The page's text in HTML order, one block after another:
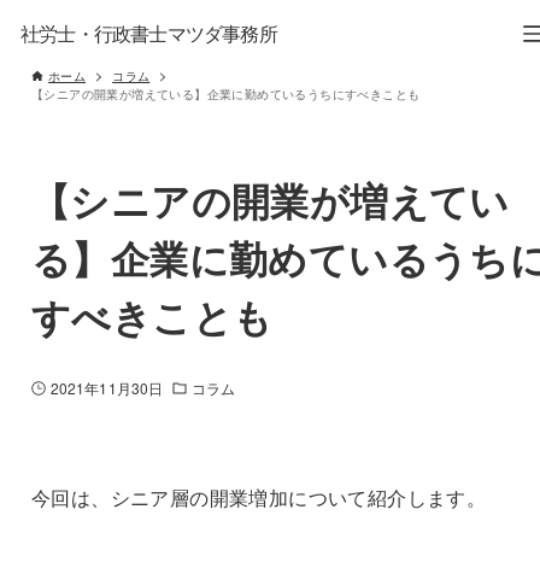
社労士・行政書士マツダ事務所
ホーム
コラム
【シニアの開業が増えている】企業に勤めているうちにすべきことも
【シニアの開業が増えてい
る】企業に勤めているうち
すべきことも
2021年11月30日 コラム
今回は、シニア層の開業増加について紹介します。